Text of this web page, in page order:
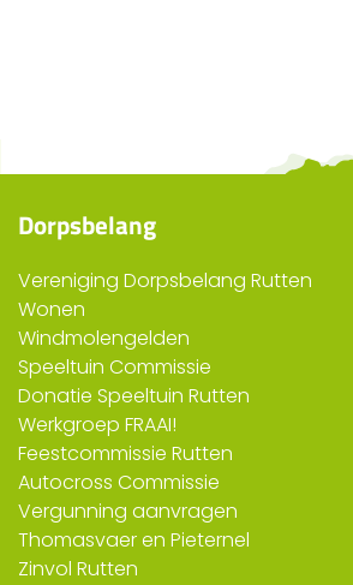
Dorpsbelang
Vereniging Dorpsbelang Rutten
Wonen
Windmolengelden
Speeltuin Commissie
Donatie Speeltuin Rutten
Werkgroep FRAAI!
Feestcommissie Rutten
Autocross Commissie
Vergunning aanvragen
Thomasvaer en Pieternel
Zinvol Rutten